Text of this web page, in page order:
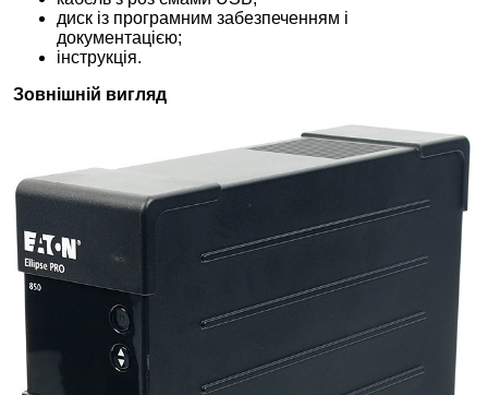
диск із програмним забезпеченням і
документацією;
інструкція.
Зовнішній вигляд